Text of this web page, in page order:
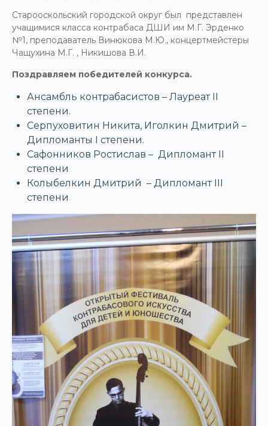
Старооскольский городской округ был представлен
учащимися класса контрабаса ДШИ им М.Г. Эрденко
№1, преподаватель Винюкова М.Ю., концертмейстеры
Чащухина М.Г. , Никишова В.И.
Поздравляем победителей конкурса.
Ансамбль контрабасистов – Лауреат II
степени.
Серпуховитин Никита, Иголкин Дмитрий –
Дипломанты I степени.
Сафонников Ростислав – Дипломант II
степени
Колыбелкин Дмитрий – Дипломант III
степени